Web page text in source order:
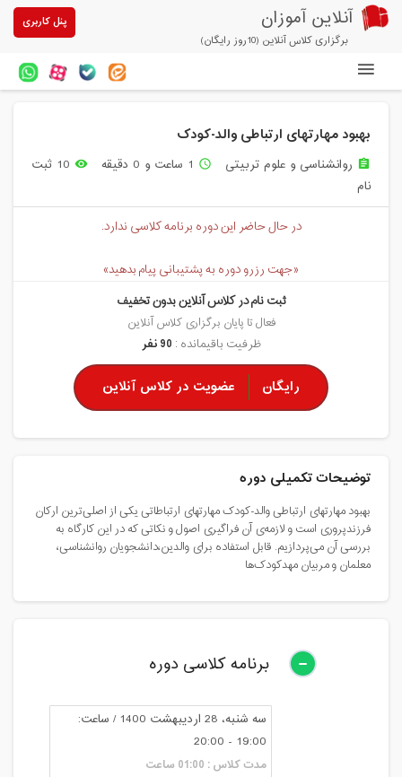
آنلاین آموزان
برگزاری کلاس آنلاین (10روز رایگان)
پنل کاربری
آزمون های آنلاین
درباره ما
بهبود مهارتهای ارتباطی والد-کودک
assignment روانشناسی و علوم تربیتی access_time 1 ساعت و 0 دقیقه remove_red_eye
10 ثبت
نام
در حال حاضر این دوره برنامه کلاسی ندارد.
«جهت رزرو دوره به پشتیبانی پیام بدهید»
ثبت نام در کلاس آنلاین بدون تخفیف
فعال تا پایان برگزاری کلاس آنلاین
ظرفیت باقیمانده : 90 نفر
رایگان عضویت در کلاس آنلاین
توضیحات تکمیلی دوره
بهبود مهارتهای ارتباطی والد-کودک مهارتهای ارتباطاتی یکی از اصلی‌ترین ارکان
فرزندپروری است و لازمه‌ی آن فراگیری اصول و نکاتی که در این کارگاه به
بررسی آن می‌پردازیم. قابل استفاده برای والدین،دانشجویان روانشناسی،
معلمان و مربیان مهدکودک‌ها
برنامه کلاسی دوره
سه شنبه، 28 اردیبهشت 1400 / ساعت:
19:00 - 20:00
مدت کلاس : 01:00 ساعت